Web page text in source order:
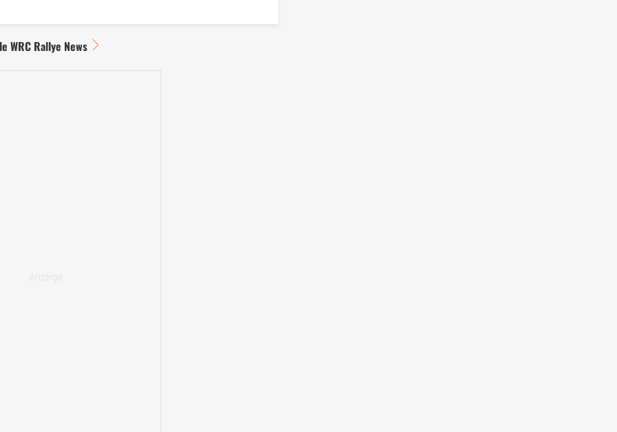
WRC Rallye News